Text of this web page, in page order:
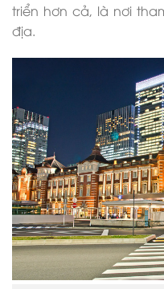
triển hơn cả, là nơi
địa.